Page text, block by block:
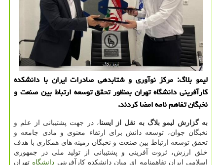
لیمو بلاگ: مرکز نوآوری و شتابدهی صادرات ایران با دانشکده
کارآفرینی دانشگاه تهران بمنظور تحقق توسعه ارتباط بین صنعت و
نخبگان تفاهم نامه امضا کردند.
به گزارش لیمو بلاگ به نقل از ایسنا، در جهت پشتیبانی از علم و
نخبگان جوان، توسعه دانش برای ارتقاء معنوی و مادی جامعه و
تحقق توسعه ارتباط بین صنعت و نخبگان زمینه های همکاری با هدف
خلق ارزش، ثروت آفرینی و پشتیبانی از تولید ملی در جمهوری
اسلامی ایران تفاهمنامه ای میان دانشکده کارآفرینی دانشگاه تهران